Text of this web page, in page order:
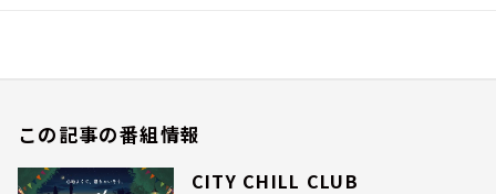
この記事の番組情報
CITY CHILL CLUB